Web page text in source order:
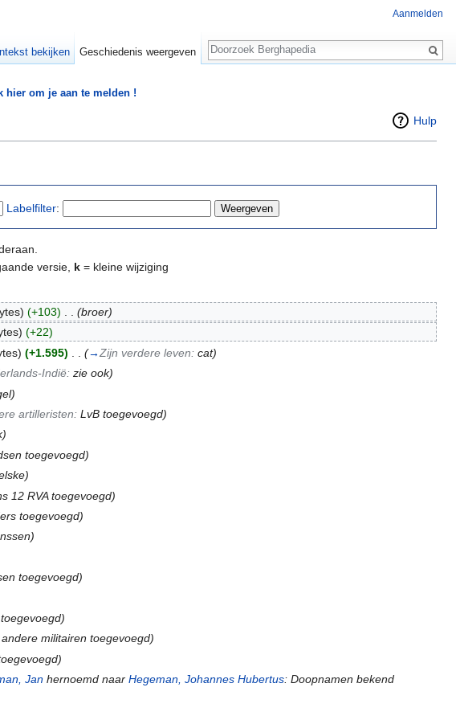
hier om je aan te melden !
Hulp
Labelfilter:
versie, k = kleine wijziging
(+103)
(broer)
(+22)
(+1.595) (→Zijn verdere leven: cat)
Indië: zie ook)
artilleristen: LvB toegevoegd)
toegevoegd)
12 RVA toegevoegd)
toegevoegd)
toegevoegd)
militairen toegevoegd)
Janhernoemd naar Hegeman, Johannes Hubertus: Doopnamen bekend
Aanmelden
bekijken Geschiedenis weergeven
Zoeken